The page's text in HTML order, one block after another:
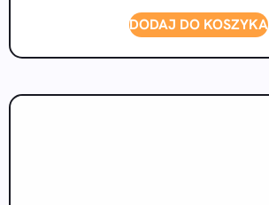
DODAJ DO KOSZYKA